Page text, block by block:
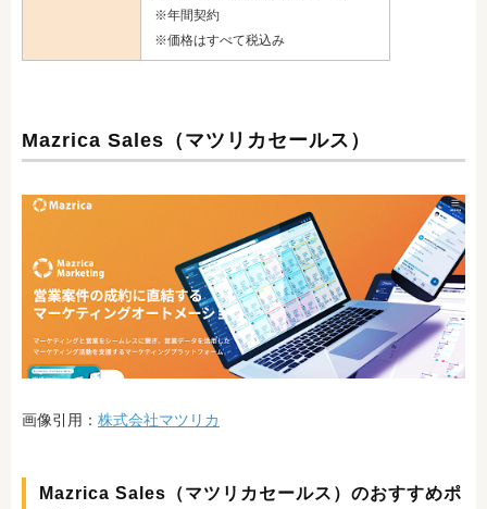
※年間契約
※価格はすべて税込み
Mazrica Sales（マツリカセールス）
画像引用： 株式会社マツリカ
Mazrica Sales（マツリカセールス）のおすすめポ